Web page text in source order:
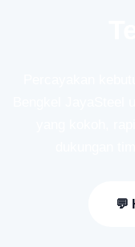
Percayakan
Bengkel JayaSteel
yang kokoh,
dukungan
💬